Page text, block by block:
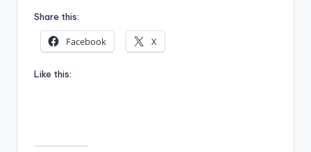
Share this:
Facebook X
Like this: